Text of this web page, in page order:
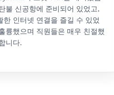
불 신공항에 준비되어 있었고,
한 인터넷 연결을 즐길 수 있었
륭했으며 직원들은 매우 친절했
니다.